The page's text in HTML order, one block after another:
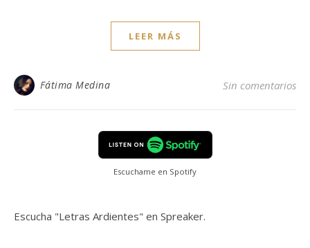
LEER MÁS
Fátima Medina Sin comentarios
Escuchame en Spotify
Escucha "Letras Ardientes" en Spreaker.